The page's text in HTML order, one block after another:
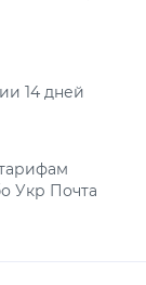
14 дней
Укр Почта